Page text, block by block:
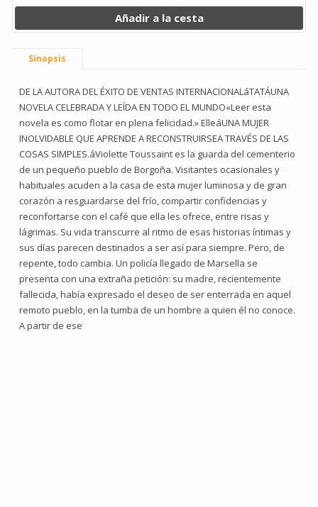
Añadir a la cesta
Sinopsis
DE LA AUTORA DEL ÉXITO DE VENTAS INTERNACIONALáTATÁUNA
NOVELA CELEBRADA Y LEÍDA EN TODO EL MUNDO«Leer esta
novela es como flotar en plena felicidad.» ElleáUNA MUJER
INOLVIDABLE QUE APRENDE A RECONSTRUIRSEA TRAVÉS DE LAS
COSAS SIMPLES.áViolette Toussaint es la guarda del cementerio
de un pequeño pueblo de Borgoña. Visitantes ocasionales y
habituales acuden a la casa de esta mujer luminosa y de gran
corazón a resguardarse del frío, compartir confidencias y
reconfortarse con el café que ella les ofrece, entre risas y
lágrimas. Su vida transcurre al ritmo de esas historias íntimas y
sus días parecen destinados a ser así para siempre. Pero, de
repente, todo cambia. Un policía llegado de Marsella se
presenta con una extraña petición: su madre, recientemente
fallecida, había expresado el deseo de ser enterrada en aquel
remoto pueblo, en la tumba de un hombre a quien él no conoce.
A partir de ese